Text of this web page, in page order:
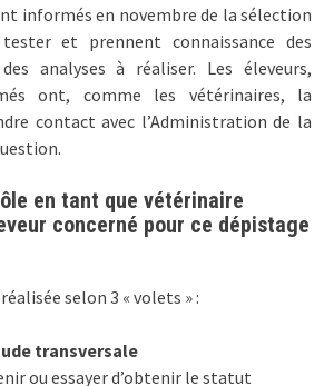
informés en novembre de la sélection
et prennent connaissance des
analyses à réaliser. Les éleveurs,
ont, comme les vétérinaires, la
contact avec l’Administration de la
en tant que vétérinaire
concerné pour ce dépistage
selon 3 « volets » :
transversale
ou essayer d’obtenir le statut